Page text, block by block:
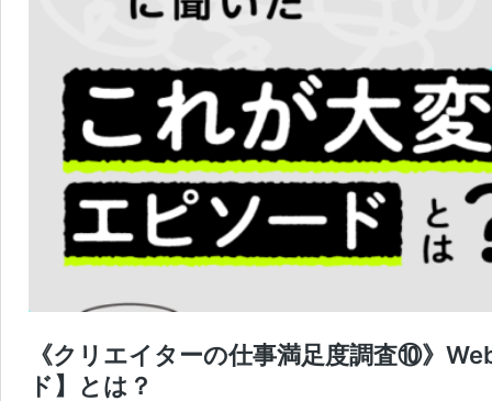
《クリエイターの仕事満足度調査⑩》
ド】とは？